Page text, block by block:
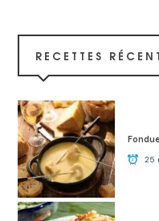
RECETTES
25